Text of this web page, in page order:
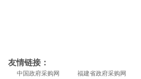
友情链接：
中国政府采购网 福建省政府采购网